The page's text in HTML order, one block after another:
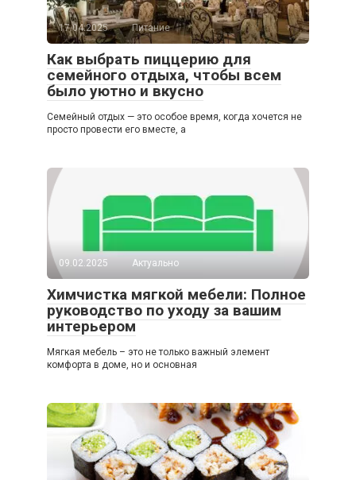
17.04.2025 Питание
Как выбрать пиццерию для
семейного отдыха, чтобы всем
было уютно и вкусно
Семейный отдых — это особое время, когда хочется не
просто провести его вместе, а
09.02.2025 Актуально
Химчистка мягкой мебели: Полное
руководство по уходу за вашим
интерьером
Мягкая мебель – это не только важный элемент
комфорта в доме, но и основная